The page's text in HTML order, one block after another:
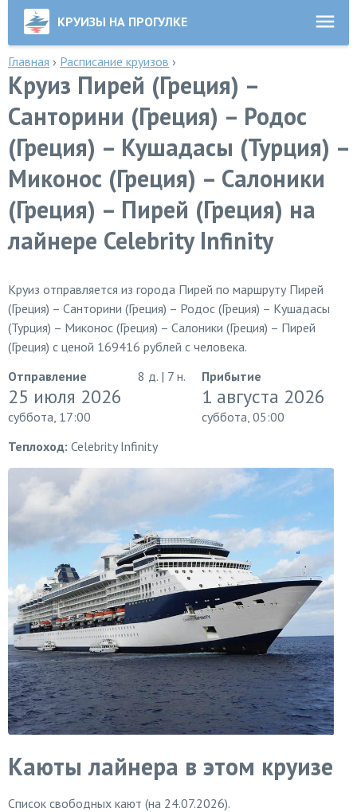
КРУИЗЫ НА ПРОГУЛКЕ
Главная › Расписание круизов ›
Круиз Пирей (Греция) –
Санторини (Греция) – Родос
(Греция) – Кушадасы (Турция) –
Миконос (Греция) – Салоники
(Греция) – Пирей (Греция) на
лайнере Celebrity Infinity
Круиз отправляется из города Пирей по маршруту Пирей
(Греция) – Санторини (Греция) – Родос (Греция) – Кушадасы
(Турция) – Миконос (Греция) – Салоники (Греция) – Пирей
(Греция) с ценой 169416 рублей с человека.
Отправление
25 июля 2026
суббота, 17:00
8 д. | 7 н. Прибытие
1 августа 2026
суббота, 05:00
Теплоход: Celebrity Infinity
Каюты лайнера в этом круизе
Список свободных кают (на 24.07.2026).